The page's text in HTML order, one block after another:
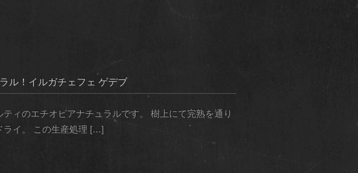
ル！イルガチェフェ ゲデブ
ィのエチオピアナチュラルです。 樹上にて完熟を通り
ライ。 この生産処理 […]